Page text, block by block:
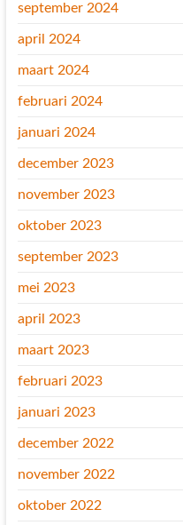
september 2024
april 2024
maart 2024
februari 2024
januari 2024
december 2023
november 2023
oktober 2023
september 2023
mei 2023
april 2023
maart 2023
februari 2023
januari 2023
december 2022
november 2022
oktober 2022